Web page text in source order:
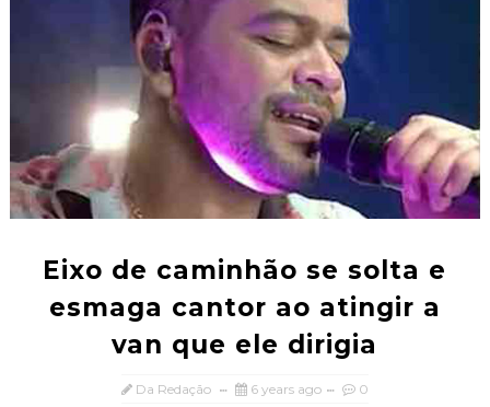
Eixo de caminhão se solta e
esmaga cantor ao atingir a
van que ele dirigia
Da Redação 6 years ago 0